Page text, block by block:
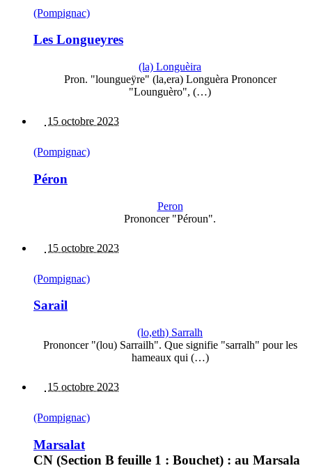
(Pompignac)
Les Longueyres
(la) Longuèira
Pron. "loungueÿre" (la,era) Longuèra Prononcer
"Lounguèro", (…)
15 octobre 2023
(Pompignac)
Péron
Peron
Prononcer "Péroun".
15 octobre 2023
(Pompignac)
Sarail
(lo,eth) Sarralh
Prononcer "(lou) Sarrailh". Que signifie "sarralh" pour les
hameaux qui (…)
15 octobre 2023
(Pompignac)
Marsalat
CN (Section B feuille 1 : Bouchet) : au Marsala